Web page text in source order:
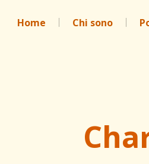
Home Chi sono